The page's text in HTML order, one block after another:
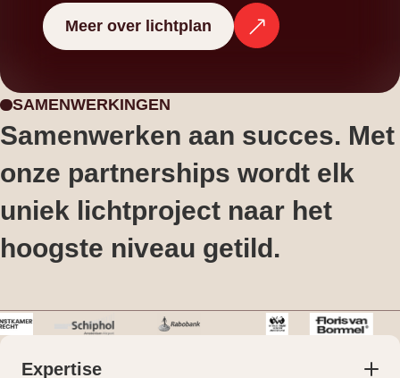
Meer over lichtplan
SAMENWERKINGEN
Samenwerken aan succes. Met
onze partnerships wordt elk
uniek lichtproject naar het
hoogste niveau getild.
Expertise